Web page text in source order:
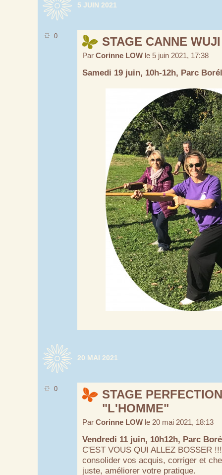
5 JUIN 2021
0 STAGE CANNE WUJI
Par Corinne LOW le 5 juin 2021, 17:38
Samedi 19 juin, 10h-12h, Parc
20 MAI 2021
0
STAGE
"L'HOMME"
Par Corinne LOW le 20 mai 2021, 18:13
Vendredi 11 juin, 10h12h, Parc
C'EST VOUS QUI ALLEZ BOSSER
consolider vos acquis, corriger et
juste, améliorer votre pratique.